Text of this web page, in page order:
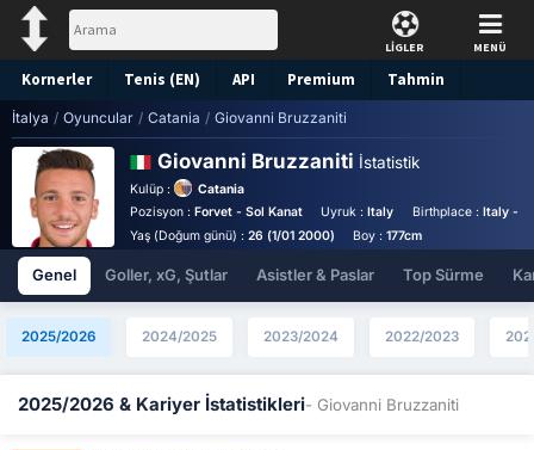
LİGLER MENÜ
Kornerler Tenis (EN) API Premium Tahmin
İtalya / Oyuncular / Catania / Giovanni Bruzzaniti
Giovanni Bruzzaniti İstatistik
Kulüp :
Catania
Pozisyon : Forvet - Sol Kanat Uyruk :Italy Birthplace : Italy -
Yaş (Doğum günü) : 26 (1/01 2000) Boy :177cm
Genel Goller, xG, Şutlar Asistler & Paslar Top Sürme
2025/2026 2024/2025 2023/2024 2022/2023
2025/2026 & Kariyer İstatistikleri- Giovanni Bruzzaniti